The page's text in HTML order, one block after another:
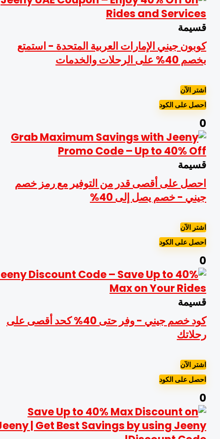
جيني الإمارات العربية المتحدة - استمتع
40% على الرحلات والخدمات
الآن
على الكود
على أقصى قدر من التوفير مع رمز خصم
- خصم يصل إلى 40%
الآن
على الكود
كود خصم جيني - وفر حتى 40% كحد أقصى على
الآن
على الكود